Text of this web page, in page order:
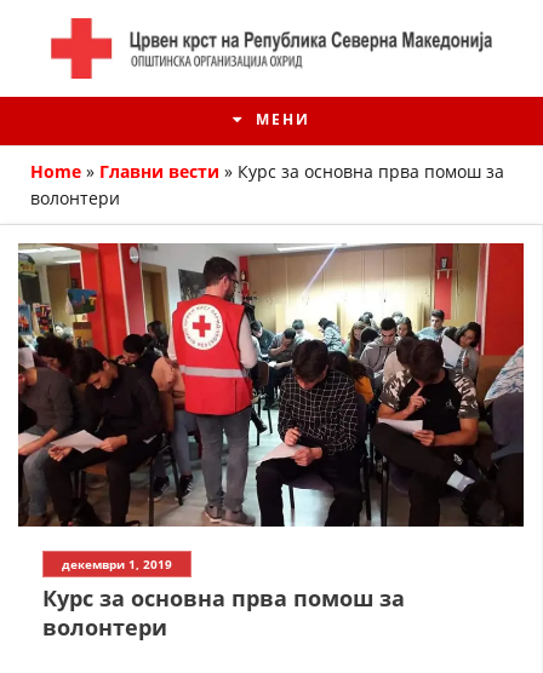
МЕНИ
ИСТОРИЈАТ НА ЦКРМ
ИСТОРИЈАТ НА ДВИЖЕЊЕТО
СТРУКТУРА НА ОРГАНИЗАЦИЈАТА
КОНТАКТ ИНФОРМАЦИИ
ЧЛЕНСТВО ВО ПРОФЕСИОНАЛНИ ТЕЛА
Home » Главни вести » Курс за основна прва помош за
волонтери
декември 1, 2019
Курс за основна прва помош за
волонтери